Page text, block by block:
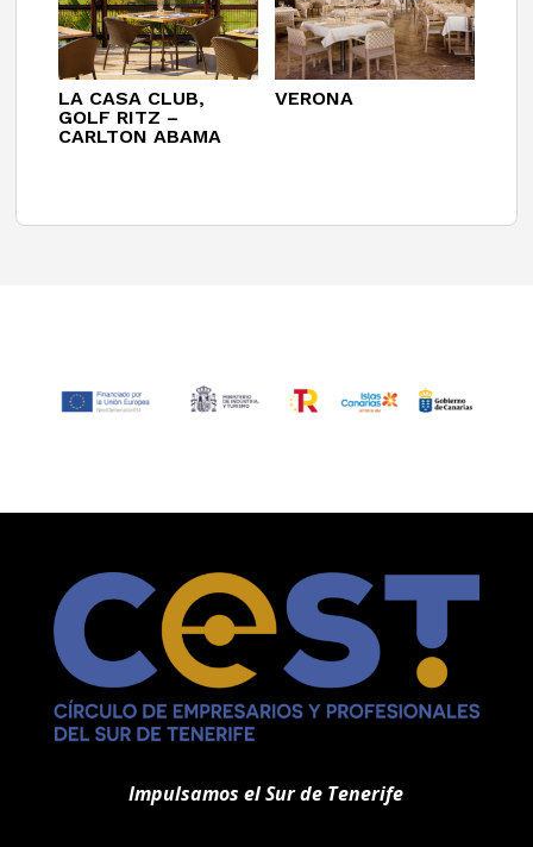
LA CASA CLUB,
GOLF RITZ –
CARLTON ABAMA
VERONA
Impulsamos el Sur de Tenerife